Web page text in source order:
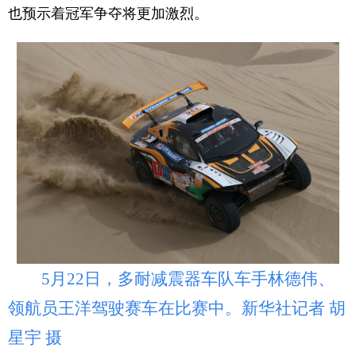
也预示着冠军争夺将更加激烈。
5月22日，多耐减震器车队车手林德伟、
领航员王洋驾驶赛车在比赛中。新华社记者 胡
星宇 摄